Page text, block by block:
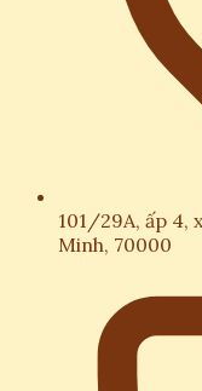
101/29A, ấp 4,
Minh, 70000